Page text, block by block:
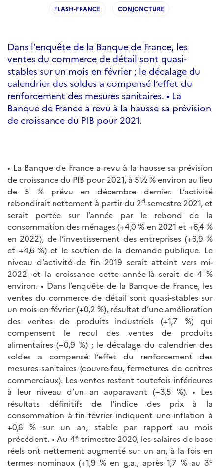
FLASH-FRANCE CONJONCTURE
Dans l’enquête de la Banque de France, les
ventes du commerce de détail sont quasi-
stables sur un mois en février ; le décalage du
calendrier des soldes a compensé l’effet du
renforcement des mesures sanitaires. • La
Banque de France a revu à la hausse sa prévision
de croissance du PIB pour 2021.
• La Banque de France a revu à la hausse sa prévision
de croissance du PIB pour 2021, à 5½ % environ au lieu
de 5 % prévu en décembre dernier. L’activité
rebondirait nettement à partir du 2d semestre 2021, et
serait portée sur l’année par le rebond de la
consommation des ménages (+4,0 % en 2021 et +6,4 %
en 2022), de l’investissement des entreprises (+6,9 %
et +4,6 %) et le soutien de la demande publique. Le
niveau d’activité de fin 2019 serait atteint vers mi-
2022, et la croissance cette année-là serait de 4 %
environ. • Dans l’enquête de la Banque de France, les
ventes du commerce de détail sont quasi-stables sur
un mois en février (+0,2 %), résultat d’une amélioration
des ventes de produits industriels (+1,7 %) qui
compensent le recul des ventes de produits
alimentaires (−0,9 %) ; le décalage du calendrier des
soldes a compensé l’effet du renforcement des
mesures sanitaires (couvre-feu, fermetures de centres
commerciaux). Les ventes restent toutefois inférieures
à leur niveau d’un an auparavant (−3,5 %). • Les
résultats définitifs de l'indice des prix à la
consommation à fin février indiquent une inflation à
+0,6 % sur un an, stable par rapport au mois
précédent. • Au 4etrimestre 2020, les salaires de base
réels ont nettement augmenté sur un an, à la fois en
termes nominaux (+1,9 % en g.a., après 1,7 % au 3e